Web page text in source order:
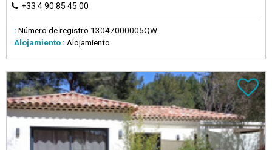
+33 4 90 85 45 00
: Número de registro 13047000005QW
Alojamiento : Alojamiento